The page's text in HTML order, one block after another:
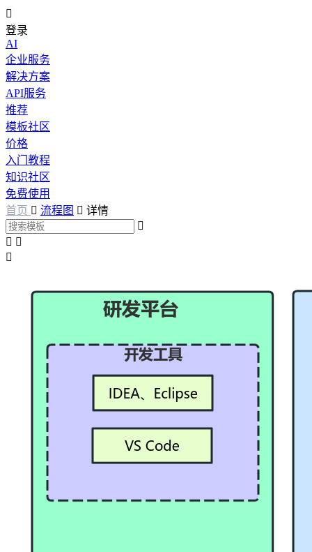

登录
AI
企业服务
解决方案
API服务
推荐
模板社区
价格
入门教程
知识社区
免费使用
首页  流程图  详情

 
